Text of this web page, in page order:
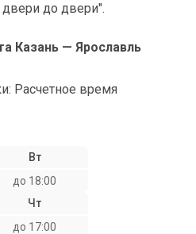
до двери".
Казань — Ярославль
Расчетное время
Вт
до 18:00
Чт
до 17:00